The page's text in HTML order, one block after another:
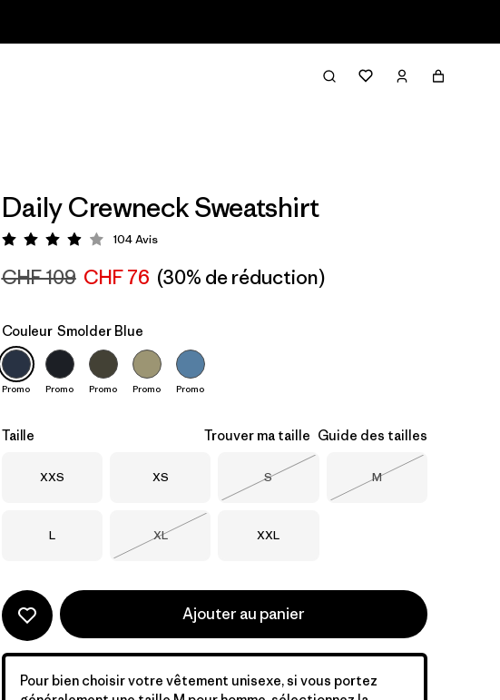
Daily Crewneck Sweatshirt
Évaluation: 3.9 / 5
104Avis
CHF 109 CHF 76 (30% de réduction)
Couleur Smolder Blue
Promo Promo Promo Promo Promo
Taille Trouver ma taille Guide des tailles
Taille
XXS Taille
XS Taille
S
Taille
M
Taille
L Taille
XL
Taille
XXL
Ajouter au panier
Pour bien choisir votre vêtement unisexe, si vous portez